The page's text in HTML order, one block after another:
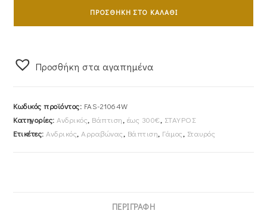
Με
Λευκόχρυσος
Ματ
ΠΡΟΣΘΉΚΗ ΣΤΟ ΚΑΛΆΘΙ
Προσθήκη στα αγαπημένα
Κωδικός προϊόντος: FAS-21064W
Κατηγορίες: Ανδρικός, Βάπτιση, έως 300€, ΣΤΑΥΡΟΣ
Ετικέτες: Ανδρικός, Αρραβώνας, Βάπτιση, Γάμος, Σταυρός
ΠΕΡΙΓΡΑΦΉ